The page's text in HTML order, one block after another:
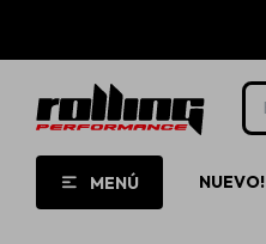
MENÚ NUEVO!